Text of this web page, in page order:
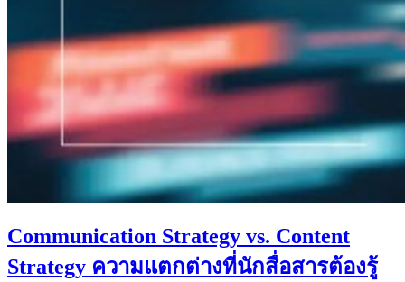
Communication Strategy vs. Content
Strategy ความแตกต่างที่นักสื่อสารต้องรู้